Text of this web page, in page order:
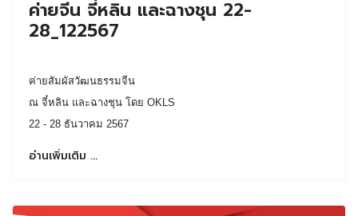
ค่ายจีน จี๋หลิน และฉางชุน 22-
28_122567
ค่ายสัมผัสวัฒนธรรมจีน
ณ จี๋หลิน และฉางชุน โดย OKLS
22 - 28 ธันวาคม 2567
อ่านเพิ่มเติม …